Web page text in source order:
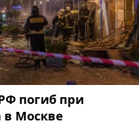
погиб при
в Москве